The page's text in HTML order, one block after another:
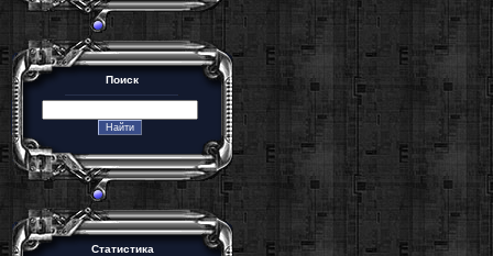
Поиск
Статистика